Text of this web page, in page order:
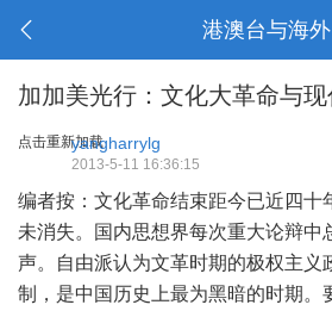
港澳台与海外
加加美光行：文化大革命与
点击重新加载yangharrylg
2013-5-11 16:36:15
编者按 ：文化革命结束距今已近四
未消失。国内思想界每次重大论辩中
声。自由派认为文革时期的极权主义
制，是中国历史上最为黑暗的时期。